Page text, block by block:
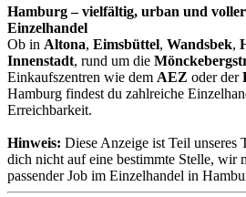
Hamburg – vielfältig, urban und
Einzelhandel
Ob in Altona, Eimsbüttel, Wandsbek,
Innenstadt, rund um die
Einkaufszentren wie dem AEZ oder der
Hamburg findest du zahlreiche
Erreichbarkeit.
Hinweis: Diese Anzeige ist Teil unseres
dich nicht auf eine bestimmte Stelle, wir
passender Job im Einzelhandel in